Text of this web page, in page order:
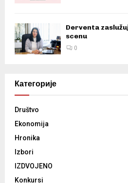
Derventa
scenu
0
Категорије
Društvo
Ekonomija
Hronika
Izbori
IZDVOJENO
Konkursi